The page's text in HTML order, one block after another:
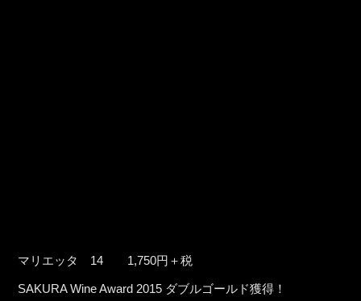
マリエッタ 14 1,750円＋税
SAKURA Wine Award 2015 ダブルゴールド獲得！